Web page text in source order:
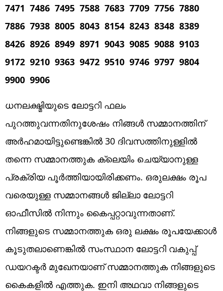
7471 7486 7495 7588 7683 7709 7756 7880
7886 7938 8005 8043 8154 8243 8348 8389
8426 8926 8949 8971 9043 9085 9088 9103
9172 9210 9363 9472 9510 9746 9797 9804
9900 9906
ധനലക്ഷ്മിയുടെ ലോട്ടറി ഫലം
പുറത്തുവന്നതിനുശേഷം നിങ്ങൾ സമ്മാനത്തിന്
അർഹമായിട്ടുണ്ടെങ്കിൽ 30 ദിവസത്തിനുള്ളിൽ
തന്നെ സമ്മാനത്തുക ക്ലെയിം ചെയ്യാനുള്ള
പ്രക്രിയ പൂർത്തിയായിരിക്കണം. ഒരുലക്ഷം രൂപ
വരെയുള്ള സമ്മാനങ്ങൾ ജില്ലാ ലോട്ടറി
ഓഫീസിൽ നിന്നും കൈപ്പറ്റാവുന്നതാണ്.
നിങ്ങളുടെ സമ്മാനത്തുക ഒരു ലക്ഷം രൂപയേക്കാൾ
കൂടുതലാണെങ്കിൽ സംസ്ഥാന ലോട്ടറി വകുപ്പ്
ഡയറക്ടർ മുഖേനയാണ് സമ്മാനത്തുക നിങ്ങളുടെ
കൈകളിൽ എത്തുക. ഇനി അഥവാ നിങ്ങളുടെ